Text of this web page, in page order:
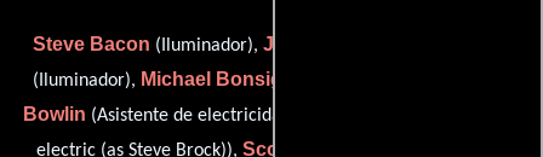
Steve Bacon (Iluminador), James 'Booze' Bonsignore
(Iluminador), Michael Bonsignore
Bowlin (Asistente de electricidad),
electric (as Steve Brock)), Scott R. Davis